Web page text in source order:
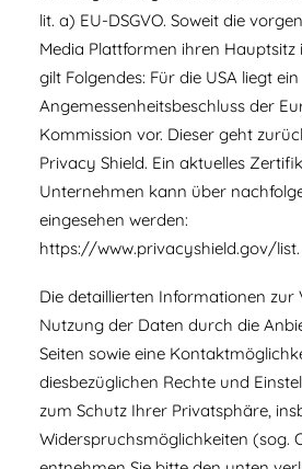
lit. a) EU-DSGVO. Soweit die
Media Plattformen ihren Hauptsitz
gilt Folgendes: Für die USA liegt ein
Angemessenheitsbeschluss der
Kommission vor. Dieser geht
Privacy Shield. Ein aktuelles
Unternehmen kann über
eingesehen werden:
https://www.privacyshield.gov/list.
Die detaillierten Informationen zur
Nutzung der Daten durch die
Seiten sowie eine
diesbezüglichen Rechte und
zum Schutz Ihrer Privatsphäre,
Widerspruchsmöglichkeiten (sog.